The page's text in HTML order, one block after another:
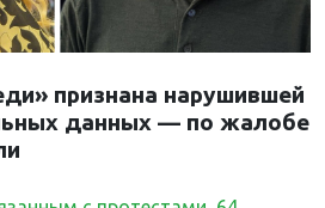
признана нарушившей
данных — по жалобе